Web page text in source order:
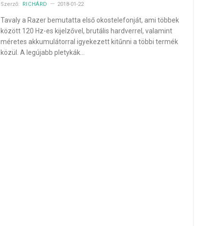
Szerző: RICHÁRD 2018-01-22
Tavaly a Razer bemutatta első okostelefonját, ami többek
között 120 Hz-es kijelzővel, brutális hardverrel, valamint
méretes akkumulátorral igyekezett kitűnni a többi termék
közül. A legújabb pletykák…